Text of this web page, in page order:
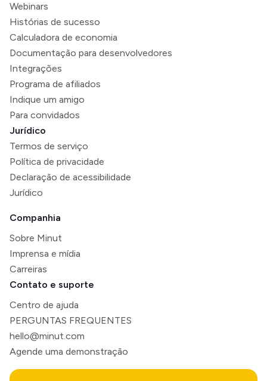
Webinars
Histórias de sucesso
Calculadora de economia
Documentação para desenvolvedores
Integrações
Programa de afiliados
Indique um amigo
Para convidados
Jurídico
Termos de serviço
Política de privacidade
Declaração de acessibilidade
Jurídico
Companhia
Sobre Minut
Imprensa e mídia
Carreiras
Contato e suporte
Centro de ajuda
PERGUNTAS FREQUENTES
hello@minut.com
Agende uma demonstração